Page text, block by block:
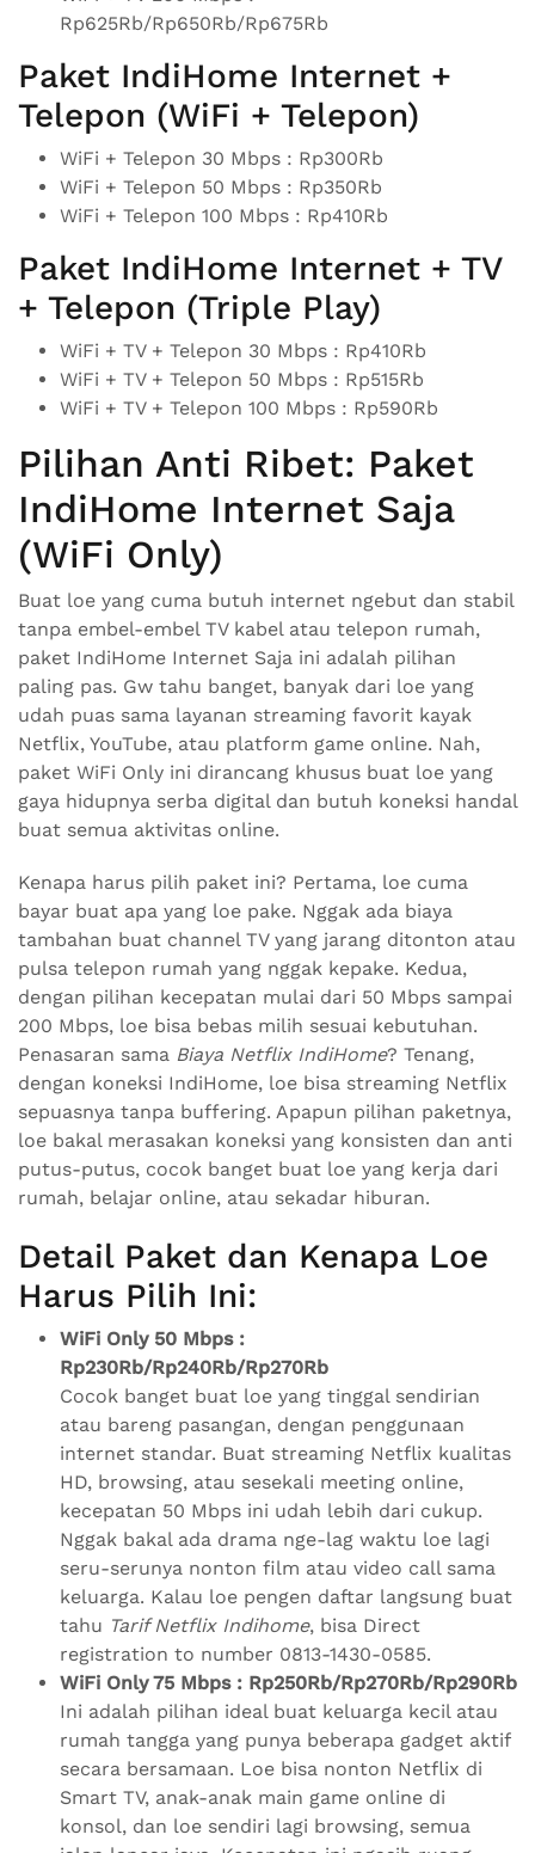
Rp625Rb/Rp650Rb/Rp675Rb
Paket IndiHome Internet +
Telepon (WiFi + Telepon)
WiFi + Telepon 30 Mbps : Rp300Rb
WiFi + Telepon 50 Mbps : Rp350Rb
WiFi + Telepon 100 Mbps : Rp410Rb
Paket IndiHome Internet + TV
+ Telepon (Triple Play)
WiFi + TV + Telepon 30 Mbps : Rp410Rb
WiFi + TV + Telepon 50 Mbps : Rp515Rb
WiFi + TV + Telepon 100 Mbps : Rp590Rb
Pilihan Anti Ribet: Paket
IndiHome Internet Saja
(WiFi Only)
Buat loe yang cuma butuh internet ngebut dan stabil
tanpa embel-embel TV kabel atau telepon rumah,
paket IndiHome Internet Saja ini adalah pilihan
paling pas. Gw tahu banget, banyak dari loe yang
udah puas sama layanan streaming favorit kayak
Netflix, YouTube, atau platform game online. Nah,
paket WiFi Only ini dirancang khusus buat loe yang
gaya hidupnya serba digital dan butuh koneksi handal
buat semua aktivitas online.
Kenapa harus pilih paket ini? Pertama, loe cuma
bayar buat apa yang loe pake. Nggak ada biaya
tambahan buat channel TV yang jarang ditonton atau
pulsa telepon rumah yang nggak kepake. Kedua,
dengan pilihan kecepatan mulai dari 50 Mbps sampai
200 Mbps, loe bisa bebas milih sesuai kebutuhan.
Penasaran sama Biaya Netflix IndiHome? Tenang,
dengan koneksi IndiHome, loe bisa streaming Netflix
sepuasnya tanpa buffering. Apapun pilihan paketnya,
loe bakal merasakan koneksi yang konsisten dan anti
putus-putus, cocok banget buat loe yang kerja dari
rumah, belajar online, atau sekadar hiburan.
Detail Paket dan Kenapa Loe
Harus Pilih Ini:
WiFi Only 50 Mbps :
Rp230Rb/Rp240Rb/Rp270Rb
Cocok banget buat loe yang tinggal sendirian
atau bareng pasangan, dengan penggunaan
internet standar. Buat streaming Netflix kualitas
HD, browsing, atau sesekali meeting online,
kecepatan 50 Mbps ini udah lebih dari cukup.
Nggak bakal ada drama nge-lag waktu loe lagi
seru-serunya nonton film atau video call sama
keluarga. Kalau loe pengen daftar langsung buat
tahu Tarif Netflix Indihome, bisa Direct
registration to number 0813-1430-0585.
WiFi Only 75 Mbps : Rp250Rb/Rp270Rb/Rp290Rb
Ini adalah pilihan ideal buat keluarga kecil atau
rumah tangga yang punya beberapa gadget aktif
secara bersamaan. Loe bisa nonton Netflix di
Smart TV, anak-anak main game online di
konsol, dan loe sendiri lagi browsing, semua